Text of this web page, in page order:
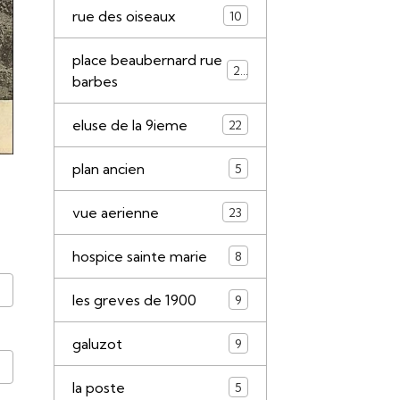
rue des oiseaux 10
place beaubernard rue
barbes
21
eluse de la 9ieme 22
plan ancien 5
vue aerienne 23
hospice sainte marie 8
les greves de 1900 9
galuzot 9
la poste 5